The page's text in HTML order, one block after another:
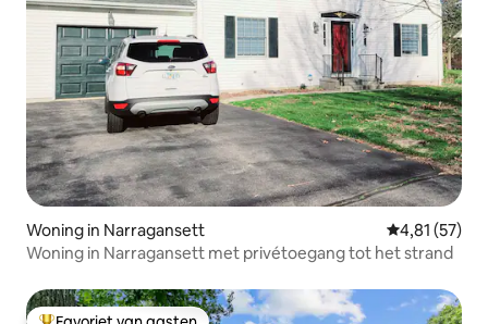
Woning in Narragansett Gemiddelde
4,81 (57)
Woning in Narragansett met privétoegang tot het strand